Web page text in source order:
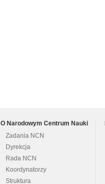
O Narodowym Centrum Nauki
Zadania NCN
Dyrekcja
Rada NCN
Koordynatorzy
Struktura